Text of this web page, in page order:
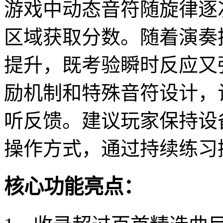
游戏中动态音符随旋律
区域获取分数。随着演
提升，既考验瞬时反应
励机制和特殊音符设计
听反馈。建议玩家保持
操作方式，通过持续练
核心功能亮点：